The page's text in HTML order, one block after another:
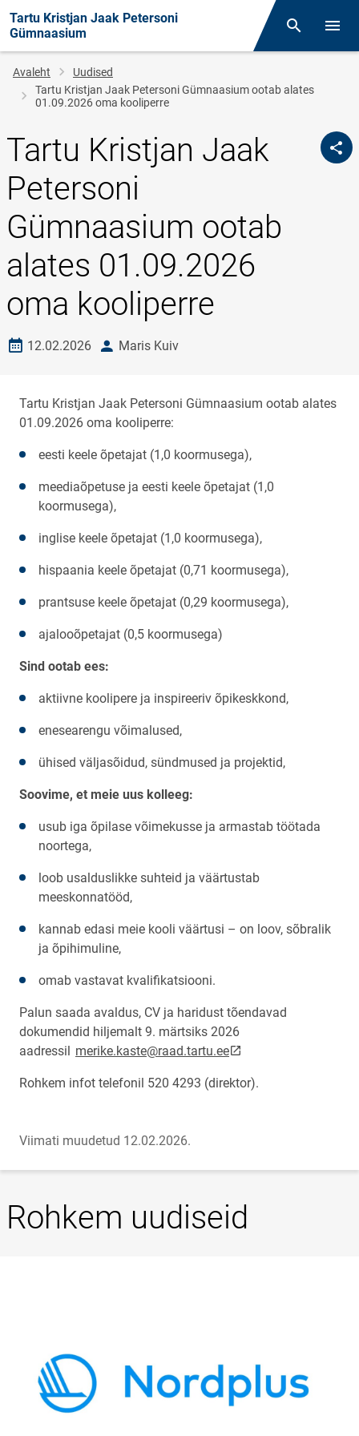
Tartu Kristjan Jaak Petersoni
Gümnaasium
Otsing
Leivapuru
Avaleht
Uudised
Tartu Kristjan Jaak Petersoni Gümnaasium ootab alates
01.09.2026 oma kooliperre
Tartu Kristjan Jaak
Petersoni
Gümnaasium ootab
alates 01.09.2026
oma kooliperre
Loomise kuupäev
12.02.2026 autorMaris Kuiv
Tartu Kristjan Jaak Petersoni Gümnaasium ootab alates
01.09.2026 oma kooliperre:
eesti keele õpetajat (1,0 koormusega),
meediaõpetuse ja eesti keele õpetajat (1,0
koormusega),
inglise keele õpetajat (1,0 koormusega),
hispaania keele õpetajat (0,71 koormusega),
prantsuse keele õpetajat (0,29 koormusega),
ajalooõpetajat (0,5 koormusega)
Sind ootab ees:
aktiivne koolipere ja inspireeriv õpikeskkond,
enesearengu võimalused,
ühised väljasõidud, sündmused ja projektid,
Soovime, et meie uus kolleeg:
usub iga õpilase võimekusse ja armastab töötada
noortega,
loob usalduslikke suhteid ja väärtustab
meeskonnatööd,
kannab edasi meie kooli väärtusi – on loov, sõbralik
ja õpihimuline,
omab vastavat kvalifikatsiooni.
Palun saada avaldus, CV ja haridust tõendavad
dokumendid hiljemalt 9. märtsiks 2026
aadressil merike.kaste@raad.tartu.eelink opens on new
Rohkem infot telefonil 520 4293 (direktor).
Viimati muudetud 12.02.2026.
Rohkem uudiseid